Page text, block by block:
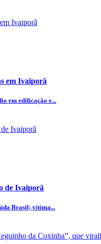
em Ivaiporã
em edificação e...
de Ivaiporã
Brasil; vítima...